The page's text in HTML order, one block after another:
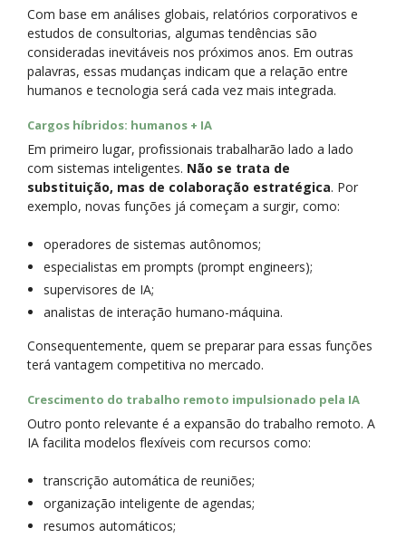
Com base em análises globais, relatórios corporativos e
estudos de consultorias, algumas tendências são
consideradas inevitáveis nos próximos anos. Em outras
palavras, essas mudanças indicam que a relação entre
humanos e tecnologia será cada vez mais integrada.
Cargos híbridos: humanos + IA
Em primeiro lugar, profissionais trabalharão lado a lado
com sistemas inteligentes. Não se trata de
substituição, mas de colaboração estratégica. Por
exemplo, novas funções já começam a surgir, como:
operadores de sistemas autônomos;
especialistas em prompts (prompt engineers);
supervisores de IA;
analistas de interação humano-máquina.
Consequentemente, quem se preparar para essas funções
terá vantagem competitiva no mercado.
Crescimento do trabalho remoto impulsionado pela IA
Outro ponto relevante é a expansão do trabalho remoto. A
IA facilita modelos flexíveis com recursos como:
transcrição automática de reuniões;
organização inteligente de agendas;
resumos automáticos;